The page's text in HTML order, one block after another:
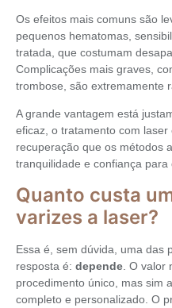
Os efeitos mais comuns são
pequenos hematomas,
tratada, que costumam
Complicações mais graves,
trombose, são extremamente
A grande vantagem está
eficaz, o tratamento com
recuperação que os métodos
tranquilidade e confiança
Quanto custa
varizes a laser?
Essa é, sem dúvida, uma das
resposta é: depende . O
procedimento único, mas sim
completo e personalizado. O